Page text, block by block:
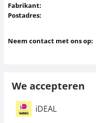
Fabrikant:
Postadres:
Neem contact met ons op:
We accepteren
iDEAL